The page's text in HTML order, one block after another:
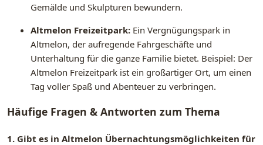
Gemälde und Skulpturen bewundern.
Altmelon Freizeitpark: Ein Vergnügungspark in
Altmelon, der aufregende Fahrgeschäfte und
Unterhaltung für die ganze Familie bietet. Beispiel: Der
Altmelon Freizeitpark ist ein großartiger Ort, um einen
Tag voller Spaß und Abenteuer zu verbringen.
Häufige Fragen & Antworten zum Thema
1. Gibt es in Altmelon Übernachtungsmöglichkeiten für